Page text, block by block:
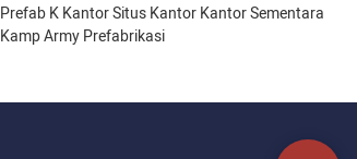
Prefab K Kantor Situs Kantor Kantor Sementara
Kamp Army Prefabrikasi